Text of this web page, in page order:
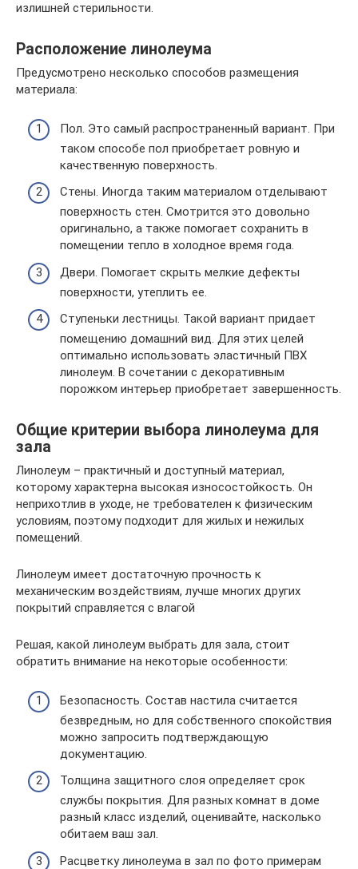
излишней стерильности.
Расположение линолеума
Предусмотрено несколько способов размещения
материала:
Пол. Это самый распространенный вариант. При
таком способе пол приобретает ровную и
качественную поверхность.
Стены. Иногда таким материалом отделывают
поверхность стен. Смотрится это довольно
оригинально, а также помогает сохранить в
помещении тепло в холодное время года.
Двери. Помогает скрыть мелкие дефекты
поверхности, утеплить ее.
Ступеньки лестницы. Такой вариант придает
помещению домашний вид. Для этих целей
оптимально использовать эластичный ПВХ
линолеум. В сочетании с декоративным
порожком интерьер приобретает завершенность.
Общие критерии выбора линолеума для
зала
Линолеум – практичный и доступный материал,
которому характерна высокая износостойкость. Он
неприхотлив в уходе, не требователен к физическим
условиям, поэтому подходит для жилых и нежилых
помещений.
Линолеум имеет достаточную прочность к
механическим воздействиям, лучше многих других
покрытий справляется с влагой
Решая, какой линолеум выбрать для зала, стоит
обратить внимание на некоторые особенности:
Безопасность. Состав настила считается
безвредным, но для собственного спокойствия
можно запросить подтверждающую
документацию.
Толщина защитного слоя определяет срок
службы покрытия. Для разных комнат в доме
разный класс изделий, оценивайте, насколько
обитаем ваш зал.
Расцветку линолеума в зал по фото примерам